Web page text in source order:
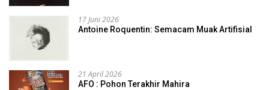
17 Juni 2026
Antoine Roquentin: Semacam Muak Artifisial
21 April 2026
AFO : Pohon Terakhir Mahira